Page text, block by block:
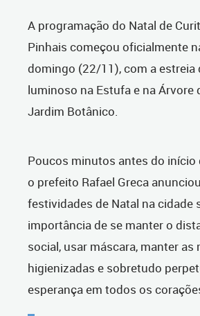
A programação do Natal de
Pinhais começou oficialmente
domingo (22/11), com a estreia
luminoso na Estufa e na Árvore
Jardim Botânico.
Poucos minutos antes do início
o prefeito Rafael Greca
festividades de Natal na cidade
importância de se manter o
social, usar máscara, manter as
higienizadas e sobretudo
esperança em todos os